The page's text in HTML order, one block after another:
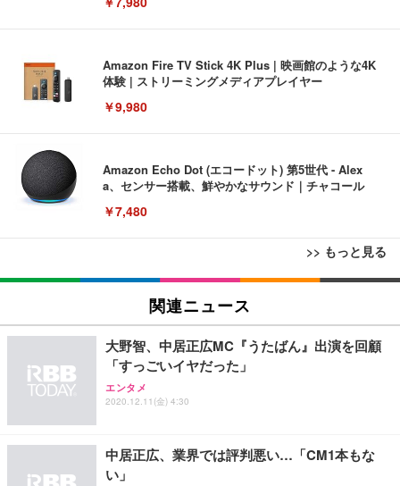
Amazon Fire TV Stick 4K Plus | 映画館のような4K
体験 | ストリーミングメディアプレイヤー
￥9,980
Amazon Echo Dot (エコードット) 第5世代 - Alex
a、センサー搭載、鮮やかなサウンド｜チャコール
￥7,480
>> もっと見る
[EdoErgo] オフィスチェア 椅子 テレワーク 疲れな
い 跳ね上げ式アームレスト コンパクト 約105度ロッ
キング pc 事務椅子 360度回転 座面昇降 強化ナイロ
ン樹脂ベース 通気性メッシュ 在宅ワーク H-WY01
(黒網+黒枠+黒足)
￥5,699
SIHOO B100 オフィスチェア／デスクチェア メッシ
EIZO ビジネス向けプレミアムモニター | FlexScan
EV3240X-WT | 31.5型4K UHD・USB Type-C・ホワ
￥105,595
EIZO ビジネス向けプレミアムモニター | FlexScan
EV2740X-WT | 27.0型4K UHD・USB Type-C・ホワ
￥109,572
Amazonベーシック ペットシーツ 薄型 レギュラー 1
回使い捨て 無香料 ホワイト 300枚
￥3,373
Amazonベーシック ペットシーツ 厚型 ワイド 42枚
関連ニュース
大野智、中居正広MC『うたばん』出演を回顧
「すっごいイヤだった」
エンタメ
2020.12.11(金) 4:30
中居正広、業界では評判悪い…「CM1本もな
い」